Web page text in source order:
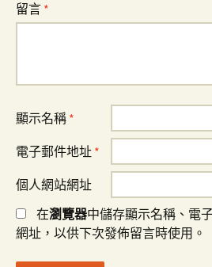
留言 *
顯示名稱 *
電子郵件地址 *
個人網站網址
在瀏覽器中儲存顯示名稱、電
網址，以供下次發佈留言時使用。